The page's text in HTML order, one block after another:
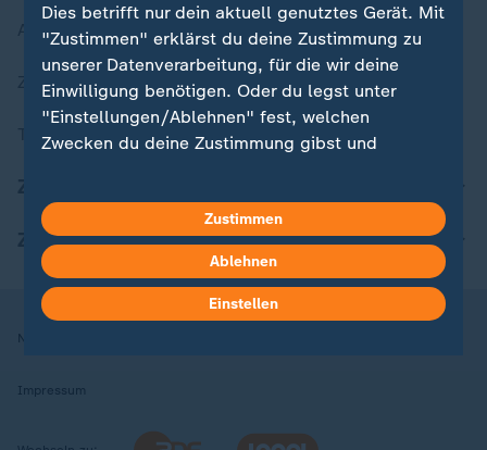
Aktuelle Sendungs-Videos
ZDFheute Stories
Themen im Überblick
ZDFheute Apps
Nutzungsbedingungen
Impressum
Dies betrifft nur dein aktuell genutztes Gerät. Mit
"Zustimmen" erklärst du deine Zustimmung zu
unserer Datenverarbeitung, für die wir deine
Einwilligung benötigen. Oder du legst unter
"Einstellungen/Ablehnen" fest, welchen
Zwecken du deine Zustimmung gibst und
in deinen Einstellungen widerrufen oder ändern.
Hier findest du das Impressum.
Weitere Informationen findest du in unserer
Datenschutzerklärung.
Zustimmen
Ablehnen
Einstellen